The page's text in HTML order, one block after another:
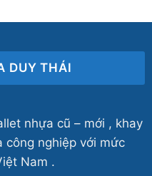
DUY THÁI
nhựa cũ – mới , khay
công nghiệp với mức
Nam .